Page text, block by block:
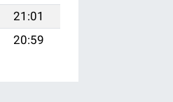
21:01
20:59